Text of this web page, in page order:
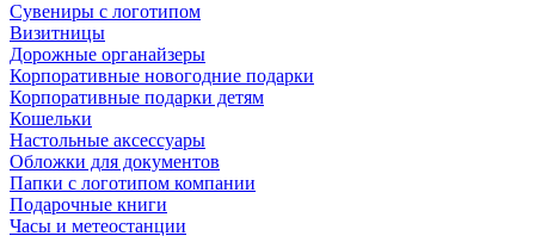
Сувениры с логотипом
Визитницы
Дорожные органайзеры
Корпоративные новогодние подарки
Корпоративные подарки детям
Кошельки
Настольные аксессуары
Обложки для документов
Папки с логотипом компании
Подарочные книги
Часы и метеостанции